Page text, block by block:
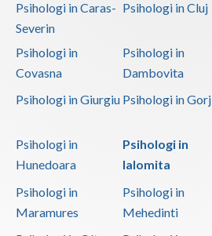
Psihologi in Caras-
Severin
Psihologi in Cluj
Psihologi in
Covasna
Psihologi in
Dambovita
Psihologi in Giurgiu Psihologi in Gorj
Psihologi in
Hunedoara
Psihologi in
Ialomita
Psihologi in
Maramures
Psihologi in
Mehedinti